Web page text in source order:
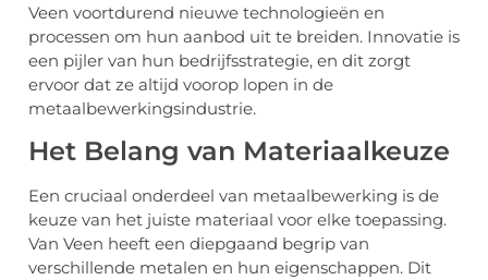
Veen voortdurend nieuwe technologieën en
processen om hun aanbod uit te breiden. Innovatie is
een pijler van hun bedrijfsstrategie, en dit zorgt
ervoor dat ze altijd voorop lopen in de
metaalbewerkingsindustrie.
Het Belang van Materiaalkeuze
Een cruciaal onderdeel van metaalbewerking is de
keuze van het juiste materiaal voor elke toepassing.
Van Veen heeft een diepgaand begrip van
verschillende metalen en hun eigenschappen. Dit